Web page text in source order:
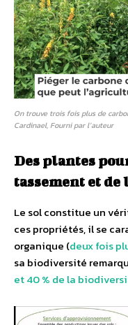
On trouve trois fois plus de
Cardinael, Fourni par l’auteur
Des plantes
tassement et de
Le sol constitue un
ces propriétés, il se
organique (deux fois
sa biodiversité
et 40 % de la